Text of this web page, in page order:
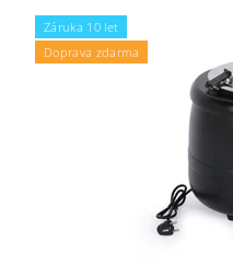
Záruka 10 let
Doprava zdarma